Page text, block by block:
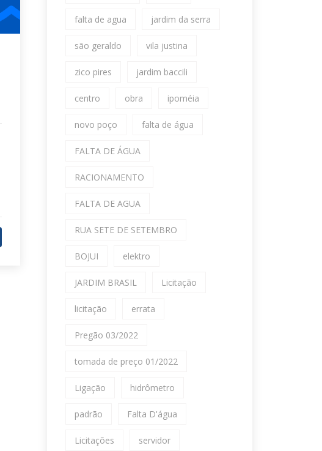
falta de agua jardim da serra
são geraldo vila justina
zico pires jardim baccili
centro obra ipoméia
novo poço falta de água
FALTA DE ÁGUA
RACIONAMENTO
FALTA DE AGUA
RUA SETE DE SETEMBRO
BOJUI elektro
JARDIM BRASIL Licitação
licitação errata
Pregão 03/2022
tomada de preço 01/2022
Ligação hidrômetro
padrão Falta D'água
Licitações servidor